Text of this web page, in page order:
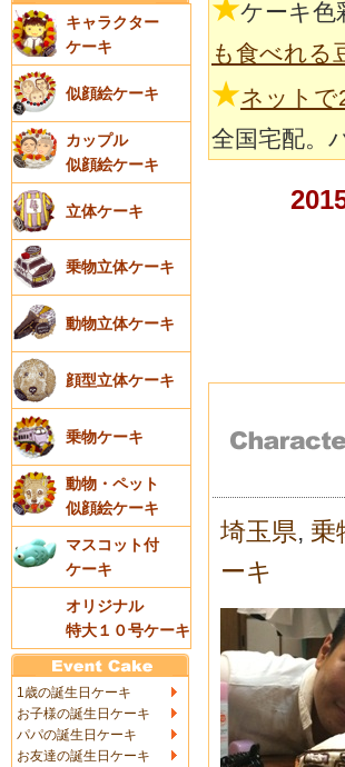
キャラクター
ケーキ
似顔絵ケーキ
カップル
似顔絵ケーキ
立体ケーキ
乗物立体ケーキ
動物立体ケーキ
顔型立体ケーキ
乗物ケーキ
動物・ペット
似顔絵ケーキ
マスコット付
ケーキ
オリジナル
特大１０号ケーキ
1歳の誕生日ケーキ
お子様の誕生日ケーキ
パパの誕生日ケーキ
お友達の誕生日ケーキ
★ケーキ色
も食べれる
★ネットで
全国宅配。
埼玉県, 乗
ーキ